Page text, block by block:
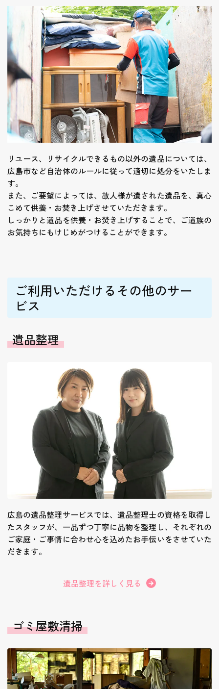
リユース、リサイクルできるもの以外の遺品については、
広島市など自治体のルールに従って適切に処分をいたしま
す。
また、ご要望によっては、故人様が遺された遺品を、真心
こめて供養・お焚き上げさせていただきます。
しっかりと遺品を供養・お焚き上げすることで、ご遺族の
お気持ちにもけじめがつけることができます。
ご利用いただけるその他のサー
ビス
遺品整理
広島の遺品整理サービスでは、遺品整理士の資格を取得し
たスタッフが、一品ずつ丁寧に品物を整理し、それぞれの
ご家庭・ご事情に合わせ心を込めたお手伝いをさせていた
だきます。
遺品整理を詳しく見る
ゴミ屋敷清掃